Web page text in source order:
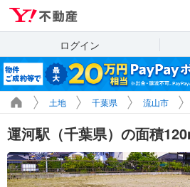
ログイン
土地 千葉県 流山市
運河駅（千葉県）の面積